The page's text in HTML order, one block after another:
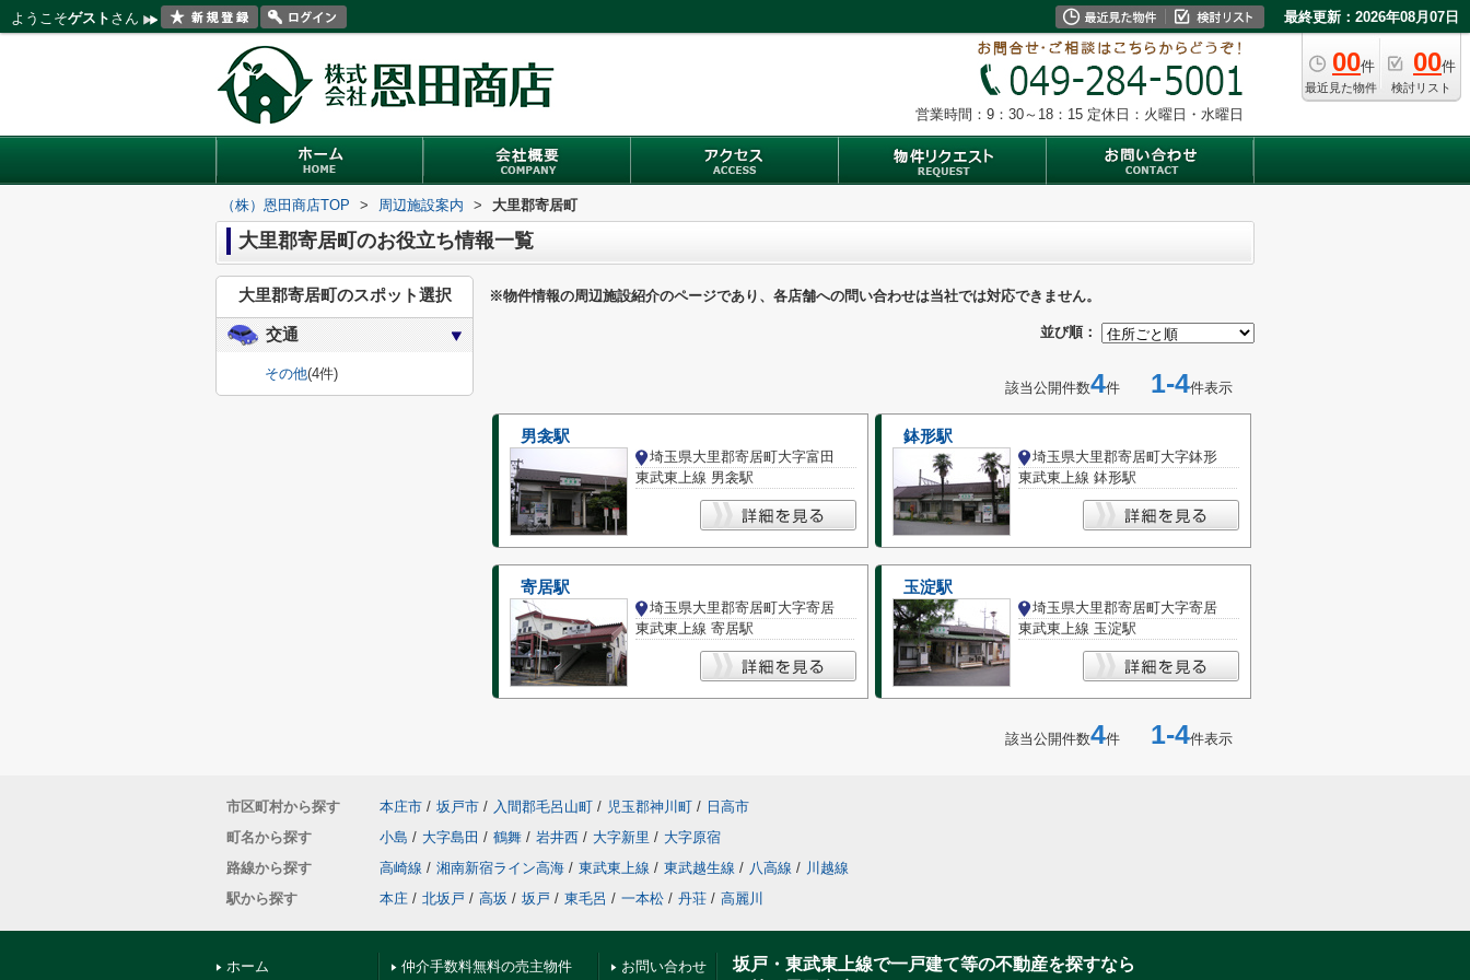
ようこそゲスト さん 最終更新：2026年08月07日
00件
最近見た物件
00件
検討リスト
営業時間：9：30～18：15 定休日：火曜日・水曜日
（株）恩田商店TOP > 周辺施設案内 > 大里郡寄居町
大里郡寄居町のお役立ち情報一覧
※物件情報の周辺施設紹介のページであり、各店舗への問い合わせは当社では対応できません。
並び順：
該当公開件数4件 1-4件表示
男衾駅
埼玉県大里郡寄居町大字富田
東武東上線 男衾駅
鉢形駅
埼玉県大里郡寄居町大字鉢形
東武東上線 鉢形駅
寄居駅
埼玉県大里郡寄居町大字寄居
東武東上線 寄居駅
玉淀駅
埼玉県大里郡寄居町大字寄居
東武東上線 玉淀駅
該当公開件数4件 1-4件表示
大里郡寄居町のスポット選択
交通
その他(4件)
市区町村から探す 本庄市 / 坂戸市 / 入間郡毛呂山町 / 児玉郡神川町 / 日高市
町名から探す
小島 / 大字島田 / 鶴舞 / 岩井西 / 大字新里 / 大字原宿
路線から探す
高崎線 / 湘南新宿ライン高海 / 東武東上線 / 東武越生線 / 八高線 / 川越線
駅から探す
本庄 / 北坂戸 / 高坂 / 坂戸 / 東毛呂 / 一本松 / 丹荘 / 高麗川
ホーム 仲介手数料無料の売主物件 お問い合わせ
坂戸・東武東上線で一戸建て等の不動産を探すなら